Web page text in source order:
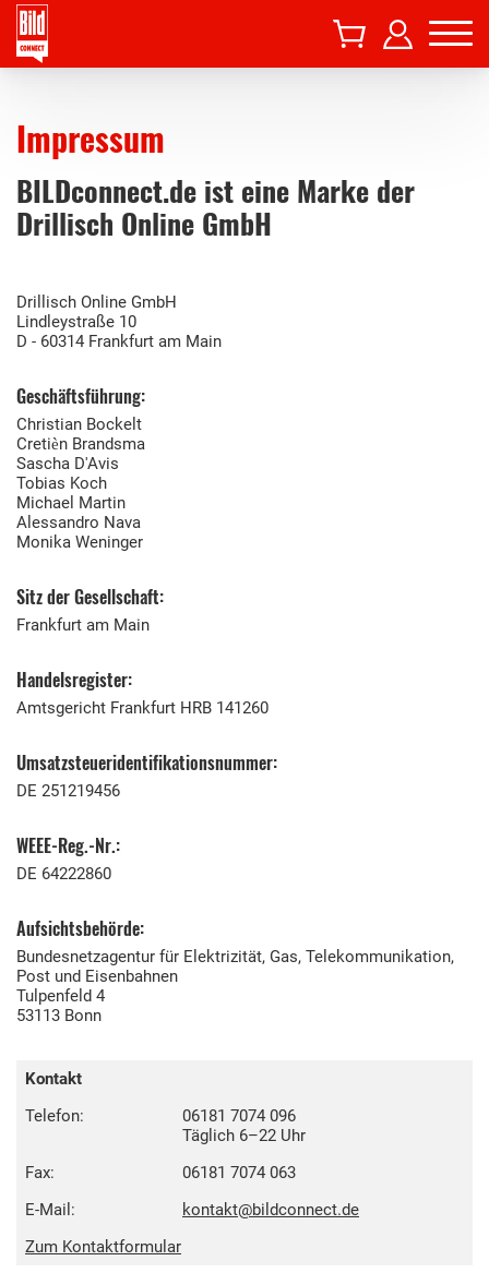
Impressum
BILDconnect.de ist eine Marke der
Drillisch Online GmbH
Drillisch Online GmbH
Lindleystraße 10
D - 60314 Frankfurt am Main
Geschäftsführung:
Christian Bockelt
Cretièn Brandsma
Sascha D'Avis
Tobias Koch
Michael Martin
Alessandro Nava
Monika Weninger
Sitz der Gesellschaft:
Frankfurt am Main
Handelsregister:
Amtsgericht Frankfurt HRB 141260
Umsatzsteuer­identifikationsnummer:
DE 251219456
WEEE-Reg.-Nr.:
DE 64222860
Aufsichtsbehörde:
Bundesnetzagentur für Elektrizität, Gas, Telekommunikation,
Post und Eisenbahnen
Tulpenfeld 4
53113 Bonn
Kontakt
Telefon:
06181 7074 096
Täglich 6–22 Uhr
Fax:
06181 7074 063
E-Mail:
kontakt@bildconnect.de
Zum Kontaktformular